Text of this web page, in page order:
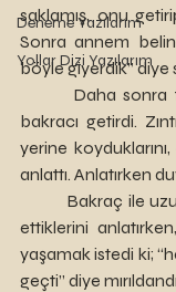
Deneme Yazılarım
Yollar Dizi Yazılarım
saklamış, onu
Sonra annem
böyle giyerdik” diye
bakracı getirdi.
yerine
anlattı. Anlatırken
ettiklerini
yaşamak istedi ki;
geçti” diye